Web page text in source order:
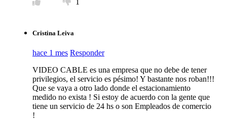
1
Cristina Leiva
hace 1 mes Responder
VIDEO CABLE es una empresa que no debe de tener
privilegios, el servicio es pésimo! Y bastante nos roban!!!
Que se vaya a otro lado donde el estacionamiento
medido no exista ! Si estoy de acuerdo con la gente que
tiene un servicio de 24 hs o son Empleados de comercio
!